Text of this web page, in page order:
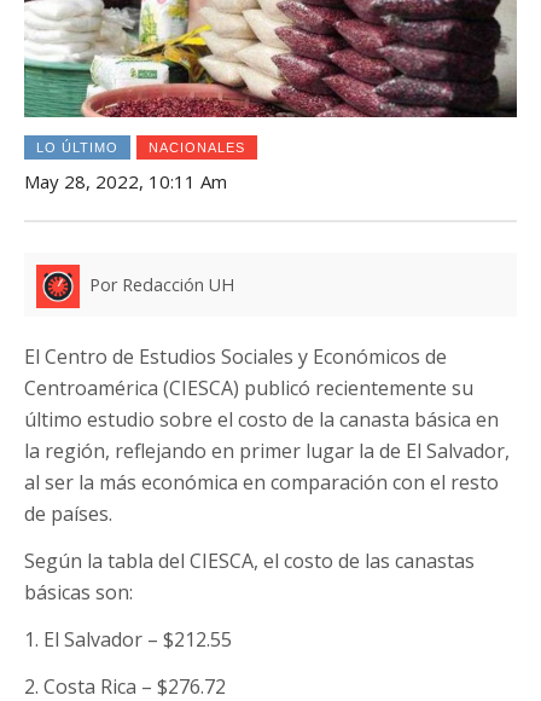
LO ÚLTIMO NACIONALES
May 28, 2022, 10:11 Am
Por Redacción UH
El Centro de Estudios Sociales y Económicos de
Centroamérica (CIESCA) publicó recientemente su
último estudio sobre el costo de la canasta básica en
la región, reflejando en primer lugar la de El Salvador,
al ser la más económica en comparación con el resto
de países.
Según la tabla del CIESCA, el costo de las canastas
básicas son:
1. El Salvador – $212.55
2. Costa Rica – $276.72